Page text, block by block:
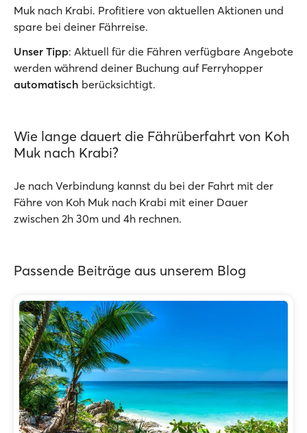
Muk nach Krabi. Profitiere von aktuellen Aktionen und
spare bei deiner Fährreise.
Unser Tipp: Aktuell für die Fähren verfügbare Angebote
werden während deiner Buchung auf Ferryhopper
automatisch berücksichtigt.
Wie lange dauert die Fährüberfahrt von Koh
Muk nach Krabi?
Je nach Verbindung kannst du bei der Fahrt mit der
Fähre von Koh Muk nach Krabi mit einer Dauer
zwischen 2h 30m und 4h rechnen.
Passende Beiträge aus unserem Blog